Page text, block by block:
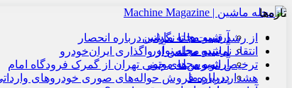
آرشیو مجله ماشین
آرشیو مجله نوآور
آرشیو مجله موتور
درباره ما
تازه‌ها
از رشد قیمت‌ها تا نگرانی درباره انحصار
انتقاد نماینده مجلس از واگذاری ایران‌خودرو
ترخیص اتوبوس‌های چینی تهران از گمرک فرودگاه امام
هشدار درباره فروش حواله‌های صوری خودروهای